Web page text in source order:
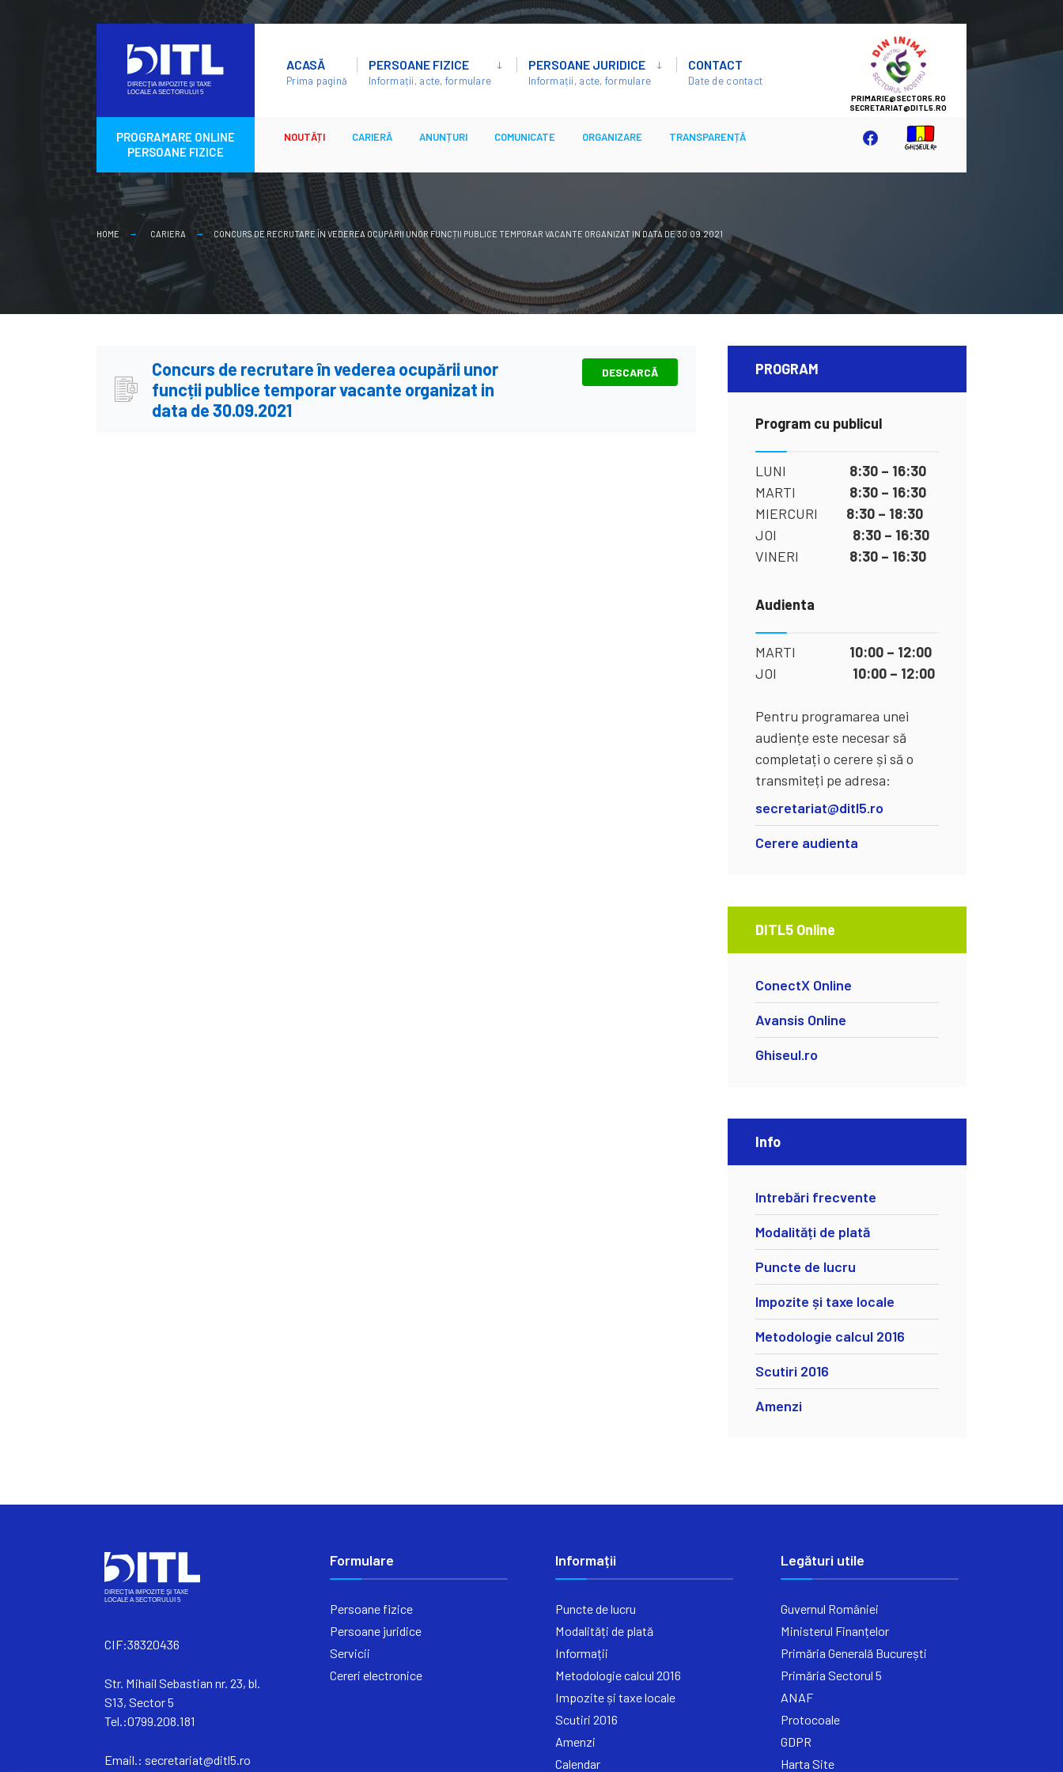
content
ACASĂ
Prima pagină
PERSOANE FIZICE
Informații, acte, formulare
PERSOANE JURIDICE
Informații, acte, formulare
CONTACT
Date de contact
SECTOR
5
PROGRAMARE ONLINE
PERSOANE FIZICE
NOUTĂȚI CARIERĂ ANUNȚURI COMUNICATE ORGANIZARE TRANSPARENȚĂ
HOME CARIERA CONCURS DE RECRUTARE ÎN VEDEREA OCUPĂRII UNOR FUNCȚII PUBLICE TEMPORAR VACANTE ORGANIZAT IN DATA DE 30.09.2021
Concurs de recrutare în vederea ocupării unor
funcții publice temporar vacante organizat in
data de 30.09.2021
DESCARCĂ PROGRAM
Program cu publicul
LUNI 8:30 – 16:30
MARTI 8:30 – 16:30
MIERCURI 8:30 – 18:30
JOI 8:30 – 16:30
VINERI 8:30 – 16:30
Audienta
MARTI 10:00 – 12:00
JOI 10:00 – 12:00
Pentru programarea unei
audiențe este necesar să
completați o cerere și să o
transmiteți pe adresa:
secretariat@ditl5.ro
Cerere audienta
DITL5 Online
ConectX Online
Avansis Online
Ghiseul.ro
Info
Intrebări frecvente
Modalități de plată
Puncte de lucru
Impozite și taxe locale
Metodologie calcul 2016
Scutiri 2016
Amenzi
CIF:38320436
Str. Mihail Sebastian nr. 23, bl.
S13, Sector 5
Tel.:0799.208.181
Email.: secretariat@ditl5.ro
Formulare
Persoane fizice
Persoane juridice
Servicii
Cereri electronice
Informații
Puncte de lucru
Modalități de plată
Informații
Metodologie calcul 2016
Impozite și taxe locale
Scutiri 2016
Amenzi
Calendar
Legături utile
Guvernul României
Ministerul Finanțelor
Primăria Generală București
Primăria Sectorul 5
ANAF
Protocoale
GDPR
Harta Site